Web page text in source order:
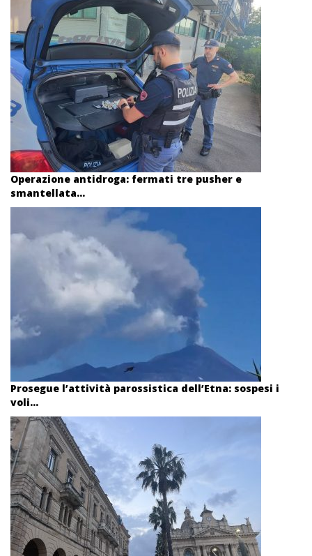
Operazione antidroga: fermati tre pusher e
smantellata...
Prosegue l’attività parossistica dell’Etna: sospesi i
voli...